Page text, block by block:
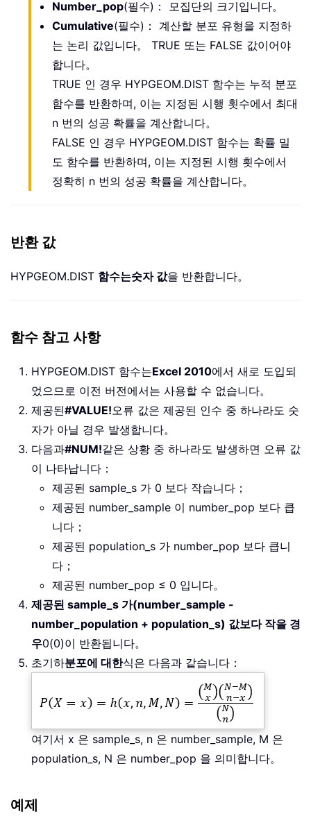
Number_pop(필수)： 모집단의 크기입니다。
Cumulative(필수)： 계산할 분포 유형을 지정하
는 논리 값입니다。 TRUE 또는 FALSE 값이어야
합니다。
TRUE 인 경우 HYPGEOM.DIST 함수는 누적 분포
함수를 반환하며, 이는 지정된 시행 횟수에서 최대
n 번의 성공 확률을 계산합니다。
FALSE 인 경우 HYPGEOM.DIST 함수는 확률 밀
도 함수를 반환하며, 이는 지정된 시행 횟수에서
정확히 n 번의 성공 확률을 계산합니다。
반환 값
HYPGEOM.DIST 함수는숫자 값을 반환합니다。
함수 참고 사항
HYPGEOM.DIST 함수는Excel 2010에서 새로 도입되
었으므로 이전 버전에서는 사용할 수 없습니다。
제공된#VALUE!오류 값은 제공된 인수 중 하나라도 숫
자가 아닐 경우 발생합니다。
다음과#NUM!같은 상황 중 하나라도 발생하면 오류 값
이 나타납니다：
제공된 sample_s 가 0 보다 작습니다；
제공된 number_sample 이 number_pop 보다 큽
니다；
제공된 population_s 가 number_pop 보다 큽니
다；
제공된 number_pop ≤ 0 입니다。
제공된 sample_s 가(number_sample -
number_population + population_s) 값보다 작을 경
우0(0)이 반환됩니다。
초기하분포에 대한식은 다음과 같습니다：
여기서 x 은 sample_s, n 은 number_sample, M 은
population_s, N 은 number_pop 을 의미합니다。
예제